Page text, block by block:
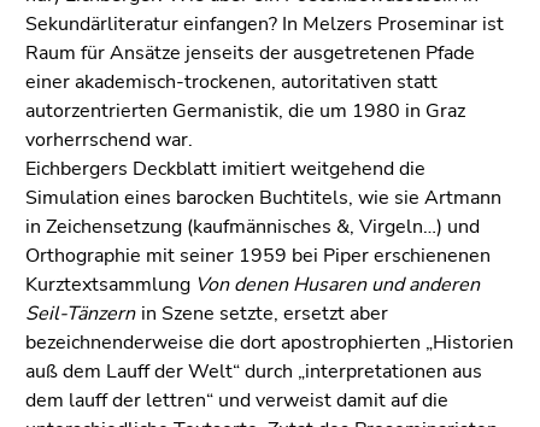
Sekundärliteratur einfangen? In Melzers Proseminar ist
Raum für Ansätze jenseits der ausgetretenen Pfade
einer akademisch-trockenen, autoritativen statt
autorzentrierten Germanistik, die um 1980 in Graz
vorherrschend war.
Eichbergers Deckblatt imitiert weitgehend die
Simulation eines barocken Buchtitels, wie sie Artmann
in Zeichensetzung (kaufmännisches &, Virgeln…) und
Orthographie mit seiner 1959 bei Piper erschienenen
Kurztextsammlung Von denen Husaren und anderen
Seil-Tänzern in Szene setzte, ersetzt aber
bezeichnenderweise die dort apostrophierten „Historien
auß dem Lauff der Welt“ durch „interpretationen aus
dem lauff der lettren“ und verweist damit auf die